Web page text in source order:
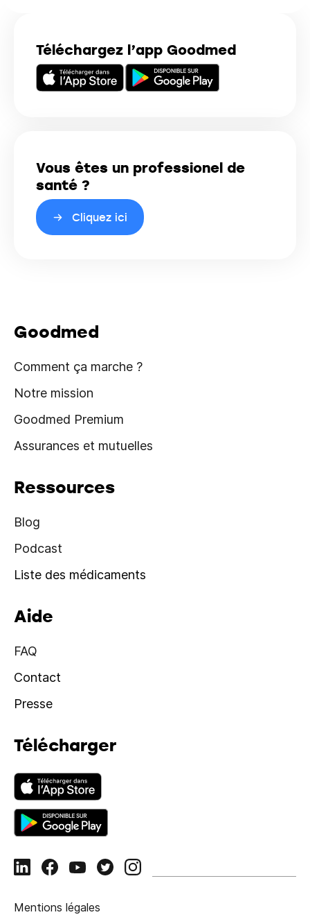
Téléchargez l’app Goodmed
Vous êtes un professionel de
santé ?
Cliquez ici
Goodmed
Comment ça marche ?
Notre mission
Goodmed Premium
Assurances et mutuelles
Ressources
Blog
Podcast
Liste des médicaments
Aide
FAQ
Contact
Presse
Télécharger
Mentions légales